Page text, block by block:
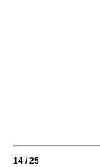
14 / 25